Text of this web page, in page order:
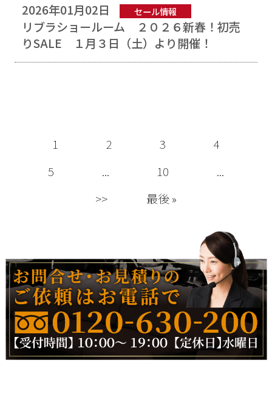
2026年01月02日 セール情報
リブラショールーム ２０２６新春！初売
りSALE １月３日（土）より開催！
1 2 3
4
5
... 10
...
>>
最後 »